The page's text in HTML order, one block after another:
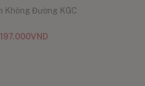
Không Đường KGC
197.000VND